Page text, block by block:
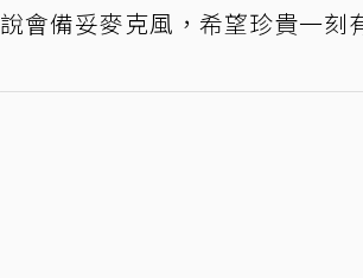
說會備妥麥克風，希望珍貴一刻